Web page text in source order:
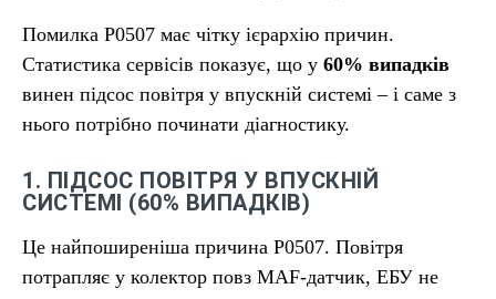
Помилка P0507 має чітку ієрархію причин.
Статистика сервісів показує, що у 60% випадків
винен підсос повітря у впускній системі – і саме з
нього потрібно починати діагностику.
1. ПІДСОС ПОВІТРЯ У ВПУСКНІЙ
СИСТЕМІ (60% ВИПАДКІВ)
Це найпоширеніша причина P0507. Повітря
потрапляє у колектор повз MAF-датчик, ЕБУ не